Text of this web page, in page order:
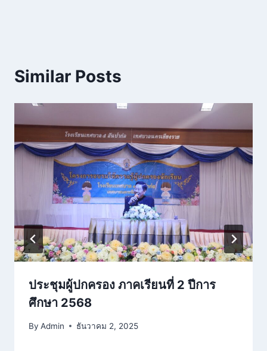
Similar Posts
ประชุมผู้ปกครอง ภาคเรียนที่ 2 ปีการ
ศึกษา 2568
By Admin ธันวาคม 2, 2025